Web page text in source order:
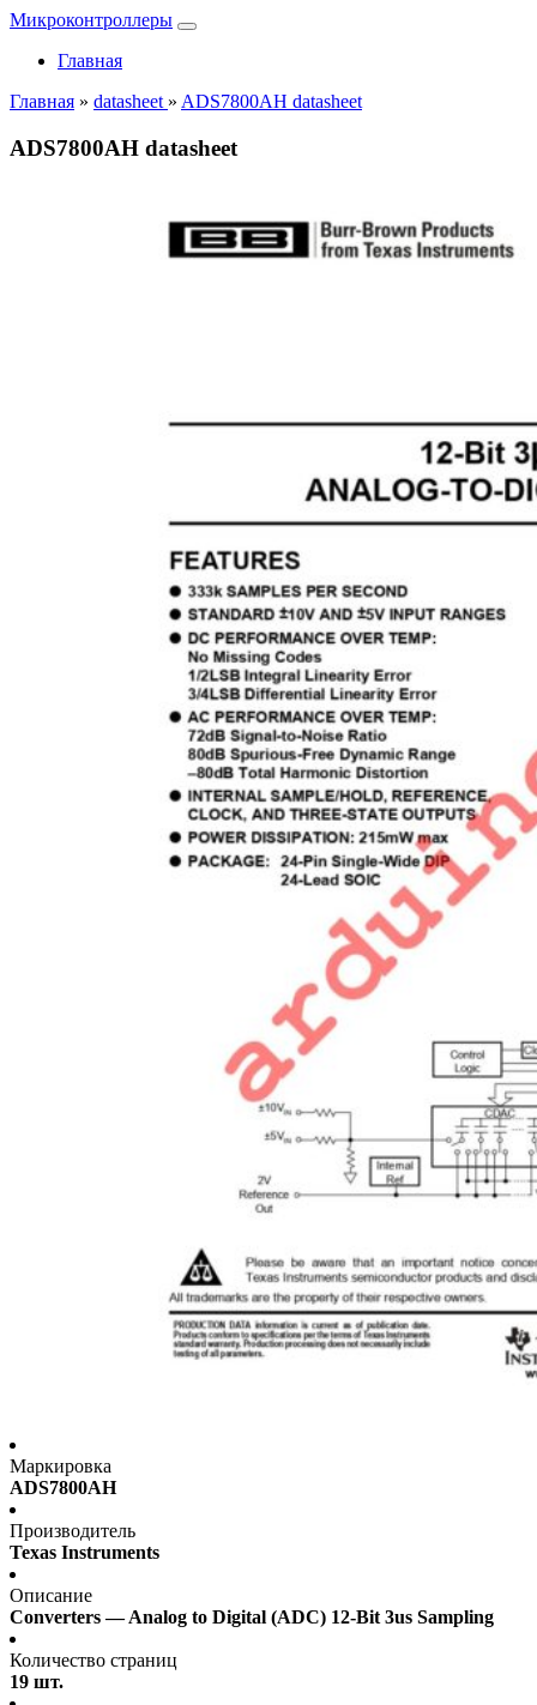
Микроконтроллеры
Главная
Главная » datasheet » ADS7800AH datasheet
ADS7800AH datasheet
Маркировка
ADS7800AH
Производитель
Texas Instruments
Описание
Converters — Analog to Digital (ADC) 12-Bit 3us Sampling
Количество страниц
19 шт.